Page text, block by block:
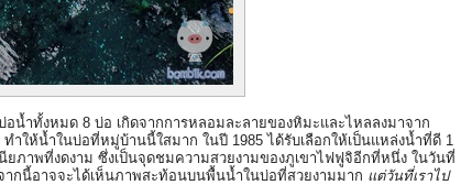
อน้ำทั้งหมด 8 บ่อ เกิดจากการหลอมละลายของหิมะและไหลลงมาจาก
ำให้น้ำในบ่อที่หมู่บ้านนี้ใสมาก ในปี 1985 ได้รับเลือกให้เป็นแหล่งน้ำที่ดี 1
าพที่งดงาม ซึ่งเป็นจุดชมความสวยงามของภูเขาไฟฟูจิอีกที่หนึ่ง ในวันที่
กนี้อาจจะได้เห็นภาพสะท้อนบนพื้นน้ำในบ่อที่สวยงามมาก แต่วันที่เราไป